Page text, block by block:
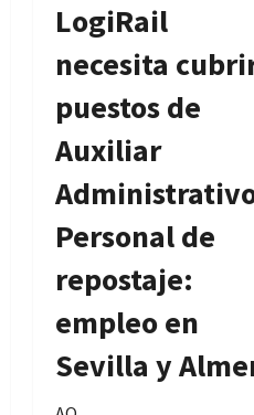
LogiRail
necesita
puestos de
Auxiliar
Personal de
repostaje:
empleo en
Sevilla y